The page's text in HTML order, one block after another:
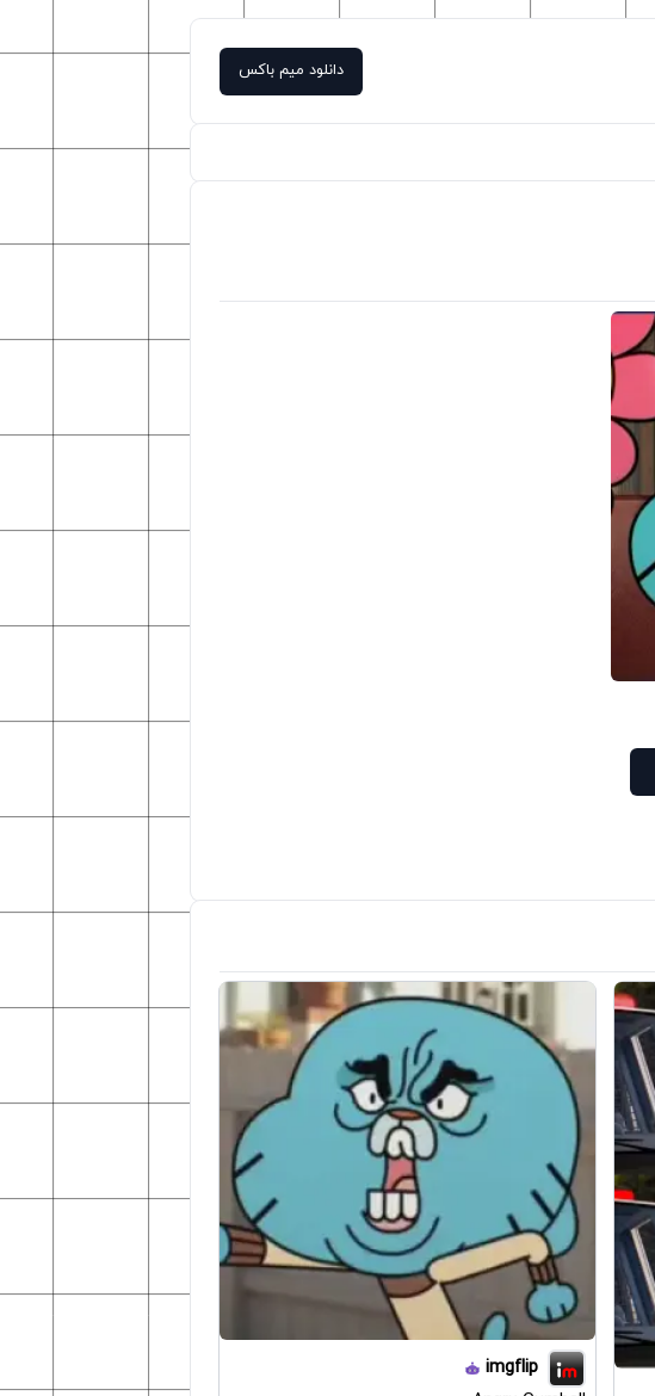
دانلود میم باکس
imgflip